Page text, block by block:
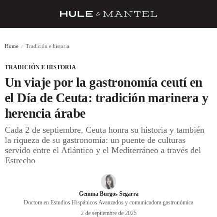
BARRAS Y ESTRELLAS
DÓNDE COMER
ÍDOLOS DE MESAS
CUADERNO DE VIAJE
Home Tradición e historia
TRADICIÓN E HISTORIA
Un viaje por la gastronomía ceutí en
el Día de Ceuta: tradición marinera y
herencia árabe
Cada 2 de septiembre, Ceuta honra su historia y también
la riqueza de su gastronomía: un puente de culturas
servido entre el Atlántico y el Mediterráneo a través del
Estrecho
Gemma Burgos Segarra
Doctora en Estudios Hispánicos Avanzados y comunicadora gastronómica
2 de septiembre de 2025